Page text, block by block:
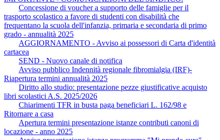
Concessione di voucher a supporto delle famiglie per il
trasporto scolastico a favore di studenti con disabilità che
frequentano la scuola dell'infanzia, primaria e secondaria di primo
grado - annualità 2025
AGGIORNAMENTO - Avviso ai possessori di Carta d'identità
cartacea
SEND - Nuovo canale di notifica
Avviso pubblico Indennità regionale fibromialgia (IRF)-
Riapertura termini annualità 2025
Diritto allo studio: presentazione pezze giustificative acquisto
libri scolastici A.S. 2025/2026
Chiarimenti TFR in busta paga beneficiari L. 162/98 e
Ritornare a casa
Apertura termini presentazione istanze contributi canoni di
locazione - anno 2025